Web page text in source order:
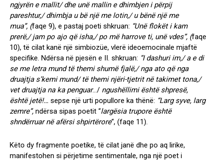
ngjyrën e mallit/ dhe unë mallin e dhimbjen i përpij
pareshtur,/ dhimbja u bë një me lotin,/ u bënë një me
mua”, (faqe 9), e pastaj poeti shkruan: “Unë flokët i kam
prerë,/ jam po ajo që isha,/ po më harrove ti, unë vdes”, (faqe
10), të cilat kanë një simbiozüe, vlerë ideoemocinale mjaftë
specifike. Ndërsa në pjesën e II. shkruan: “I dashuri im,/ a e di
se me letra mund të themi shumë fjalë,/ nga ato që nga
druajtja s’kemi mund/ të themi njëri-tjetrit në takimet tona,/
vet druajtja na ka penguar…/ ngushëllimi është shpresë,
është jetë!… sepse një urti popullore ka thënë: “Larg syve, larg
zemre”, ndërsa sipas poetit “largësia trupore është
shndërruar në afërsi shpirtërore“, (faqe 11).
Këto dy fragmente poetike, të cilat janë dhe po aq lirike,
manifestohen si përjetime sentimentale, nga një poet i